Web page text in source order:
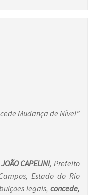
Mudança de Nível”
CAPELINI, Prefeito
Estado do Rio
legais, concede,